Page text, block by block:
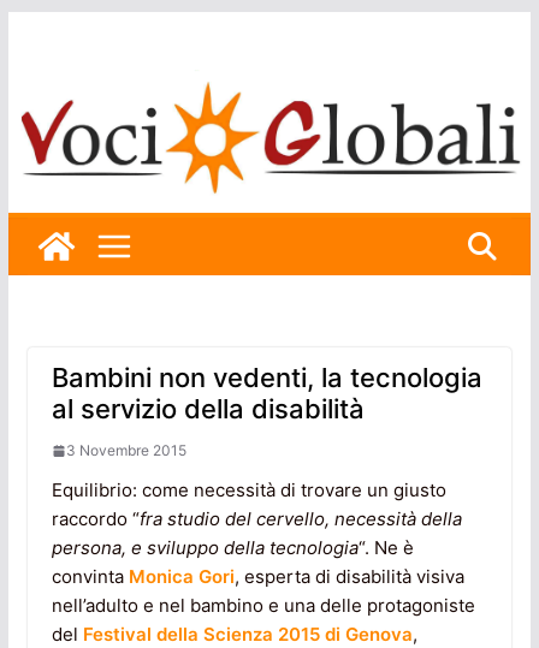
Bambini non vedenti, la tecnologia
al servizio della disabilità
3 Novembre 2015
Equilibrio: come necessità di trovare un giusto
raccordo “fra studio del cervello, necessità della
persona, e sviluppo della tecnologia“. Ne è
convinta Monica Gori, esperta di disabilità visiva
nell’adulto e nel bambino e una delle protagoniste
del Festival della Scienza 2015 di Genova,